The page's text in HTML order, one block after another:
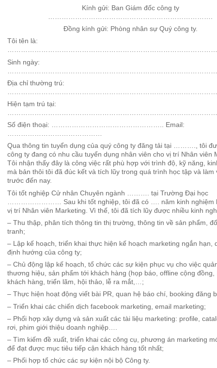
Kính gửi: Ban Giám đốc công ty
Đồng kính gửi: Phòng nhân sự Quý công ty.
Tôi tên là:
Sinh ngày:
Địa chỉ thường trú:
Hiện tạm trú tại:
Số điện thoại: ………………………………………….. Email:
……………………………………
Qua thông tin tuyển dụng của quý công ty đăng tải tại ………., tôi
công ty đang có nhu cầu tuyển dụng nhân viên cho vị trí Nhân viên
Tôi nhận thấy đây là công việc rất phù hợp với trình độ, kỹ năng,
mà bản thôi tôi đã đúc kết và tích lũy trong quá trình học tập và làm
trước đến nay.
Tôi tốt nghiệp Cử nhân Chuyên ngành ………. tại Trường Đại học
…………………… Sau khi tốt nghiệp, tôi đã có …. năm kinh nghiệm
vị trí Nhân viên Marketing. Vì thế, tôi đã tích lũy được nhiều kinh
– Thu thập, phân tích thông tin thị trường, thông tin về sản phẩm,
tranh;
– Lập kế hoạch, triển khai thực hiện kế hoạch marketing ngắn hạn,
định hướng của công ty;
– Chủ động lập kế hoạch, tổ chức các sự kiện phục vụ cho việc
thương hiệu, sản phẩm tới khách hàng (họp báo, offline cộng đồng,
khách hàng, triển lãm, hội thảo, lễ ra mắt,…;
– Thực hiện hoạt động viết bài PR, quan hệ báo chí, booking đăng
– Triển khai các chiến dịch facebook marketing, email marketing;
– Phối hợp xây dựng và sản xuất các tài liệu marketing: profile,
rơi, phim giới thiệu doanh nghiệp….
– Tìm kiếm đề xuất, triển khai các công cụ, phương án marketing
để đạt được mục tiêu tiếp cận khách hàng tốt nhất;
– Phối hợp tổ chức các sự kiện nội bộ Công ty.